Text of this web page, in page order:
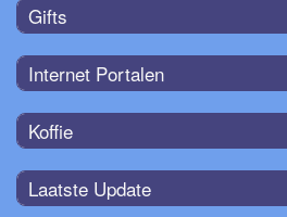
Gifts
Internet Portalen
Koffie
Laatste Update